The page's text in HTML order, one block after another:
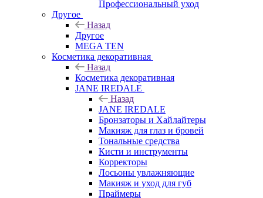
Профессиональный уход
Другое
Назад
Другое
MEGA TEN
Косметика декоративная
Назад
Косметика декоративная
JANE IREDALE
Назад
JANE IREDALE
Бронзаторы и Хайлайтеры
Макияж для глаз и бровей
Тональные средства
Кисти и инструменты
Корректоры
Лосьоны увлажняющие
Макияж и уход для губ
Праймеры